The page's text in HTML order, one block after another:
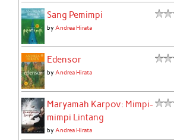
Sang Pemimpi
byAndrea Hirata
Edensor
byAndrea Hirata
Maryamah Karpov: Mimpi-
mimpi Lintang
byAndrea Hirata